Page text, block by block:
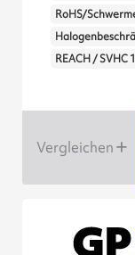
RoHS/
REACH /
Vergleichen